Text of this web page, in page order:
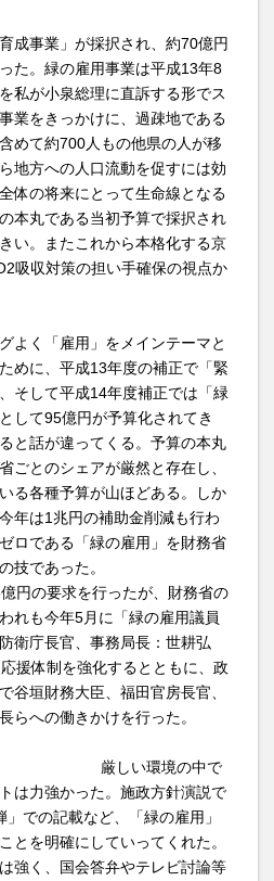
成事業」が採択され、約70億円
た。緑の雇用事業は平成13年8
私が小泉総理に直訴する形でス
業をきっかけに、過疎地である
めて約700人もの他県の人が移
地方への人口流動を促すには効
体の将来にとって生命線となる
本丸である当初予算で採択され
い。またこれから本格化する京
吸収対策の担い手確保の視点か
よく「雇用」をメインテーマと
めに、平成13年度の補正で「緊
そして平成14年度補正では「緑
して95億円が予算化されてき
と話が違ってくる。予算の本丸
ごとのシェアが厳然と存在し、
る各種予算が山ほどある。しか
年は1兆円の補助金削減も行わ
ロである「緑の雇用」を財務省
技であった。
円の要求を行ったが、財務省の
れも今年5月に「緑の雇用議員
衛庁長官、事務局長：世耕弘
援体制を強化するとともに、政
谷垣財務大臣、福田官房長官、
らへの働きかけを行った。
厳しい環境の中で
は力強かった。施政方針演説で
での記載など、「緑の雇用」
とを明確にしていってくれた。
強く、国会答弁やテレビ討論等